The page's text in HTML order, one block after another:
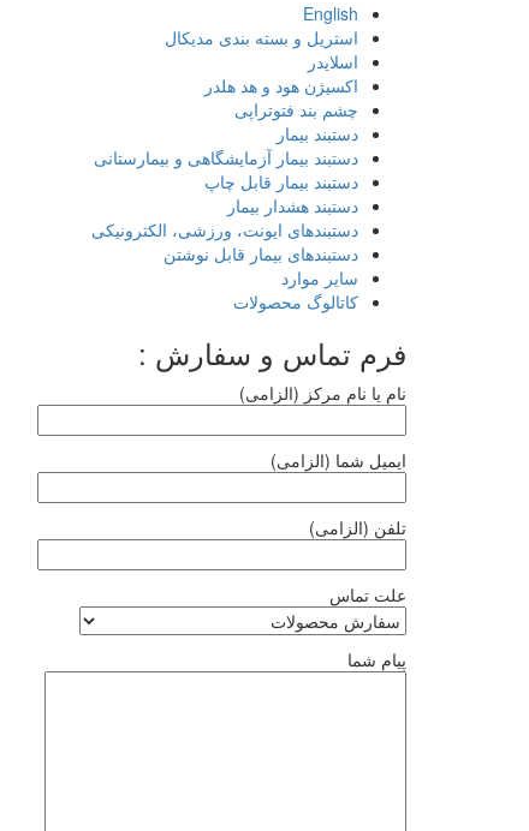
English
استریل و بسته بندی مدیکال
اسلایدر
اکسیژن هود و هد هلدر
چشم بند فتوتراپی
دستبند بیمار
دستبند بیمار آزمایشگاهی و بیمارستانی
دستبند بیمار قابل چاپ
دستبند هشدار بیمار
دستبندهای ایونت، ورزشی، الکترونیکی
دستبندهای بیمار قابل نوشتن
سایر موارد
کاتالوگ محصولات
فرم تماس و سفارش :
نام یا نام مرکز (الزامی)
ایمیل شما (الزامی)
تلفن (الزامی)
علت تماس
پیام شما